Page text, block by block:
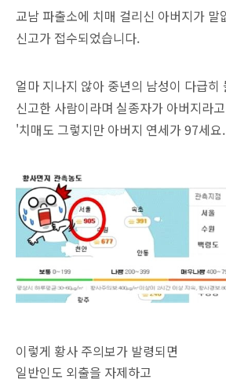
교남 파출소에 치매 걸리신 아버지가 말
신고가 접수되었습니다.
얼마 지나지 않아 중년의 남성이 다급히
신고한 사람이라며 실종자가 아버지라
'치매도 그렇지만 아버지 연세가 97세요
이렇게 황사 주의보가 발령되면
일반인도 외출을 자제하고